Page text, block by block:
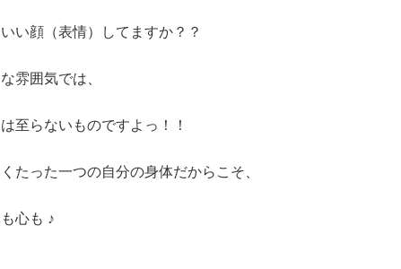
い顔（表情）してますか？？
雰囲気では、
至らないものですよっ！！
たった一つの自分の身体だからこそ、
心も ♪